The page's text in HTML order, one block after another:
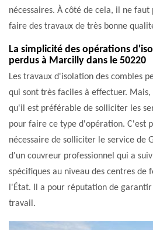
nécessaires. À côté de cela, il ne
faire des travaux de très bonne
La simplicité des opérations
perdus à Marcilly dans le 50220
Les travaux d'isolation des combles
qui sont très faciles à effectuer.
qu'il est préférable de solliciter les
pour faire ce type d'opération. C'est
nécessaire de solliciter le service de
d'un couvreur professionnel qui a
spécifiques au niveau des centres de
l'État. Il a pour réputation de
travail.